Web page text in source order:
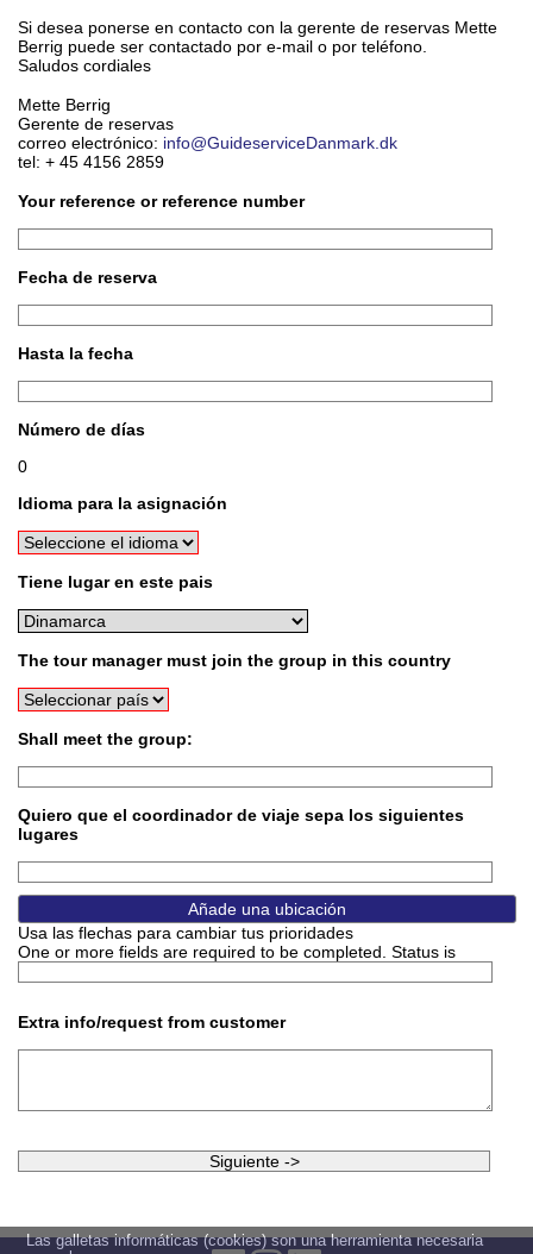
Si desea ponerse en contacto con la gerente de reservas Mette
Berrig puede ser contactado por e-mail o por teléfono.
Saludos cordiales
Mette Berrig
Gerente de reservas
correo electrónico: info@GuideserviceDanmark.dk
tel: + 45 4156 2859
Your reference or reference number
Fecha de reserva
Hasta la fecha
Número de días
0
Idioma para la asignación
Tiene lugar en este pais
The tour manager must join the group in this country
Shall meet the group:
Quiero que el coordinador de viaje sepa los siguientes
lugares
Usa las flechas para cambiar tus prioridades
One or more fields are required to be completed. Status is
Extra info/request from customer
Las galletas informáticas (cookies) son una herramienta necesaria